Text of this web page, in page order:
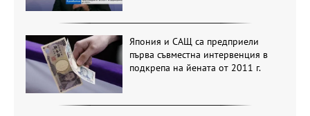
Япония и САЩ са предприели
първа съвместна интервенция в
подкрепа на йената от 2011 г.